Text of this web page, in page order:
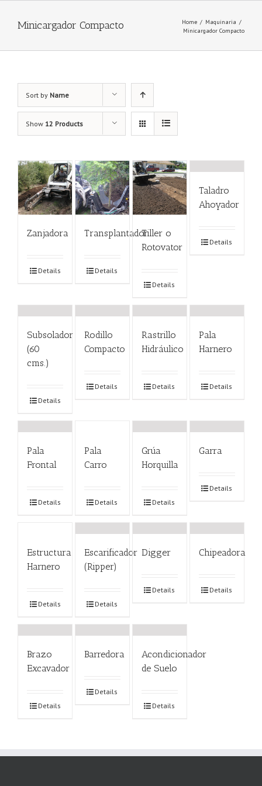
Minicargador Compacto Home / Maquinaria /
Minicargador Compacto
Sort by Name
Show 12 Products
Zanjadora
Details
Transplantador
Details
Tiller o
Rotovator
Details
Taladro
Ahoyador
Details
Subsolador
(60
cms.)
Details
Rodillo
Compacto
Details
Rastrillo
Hidráulico
Details
Pala
Harnero
Details
Pala
Frontal
Details
Pala
Carro
Details
Grúa
Horquilla
Details
Garra
Details
Estructura
Harnero
Details
Escarificador
(Ripper)
Details
Digger
Details
Chipeadora
Details
Brazo
Excavador
Details
Barredora
Details
Acondicionador
de Suelo
Details